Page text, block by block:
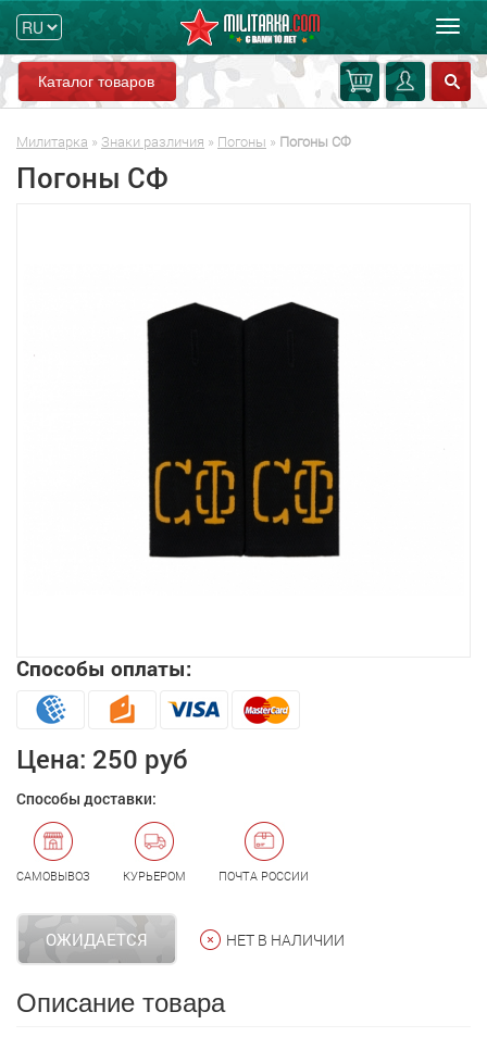
Каталог товаров
Милитарка » Знаки различия » Погоны » Погоны СФ
Погоны СФ
Способы оплаты:
Цена: 250 руб
Способы доставки:
САМОВЫВОЗ КУРЬЕРОМ ПОЧТА РОССИИ
ОЖИДАЕТСЯ НЕТ В НАЛИЧИИ
Описание товара